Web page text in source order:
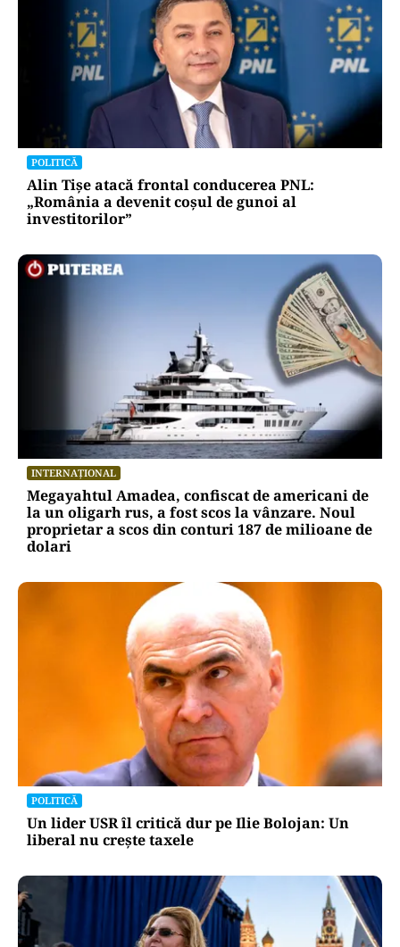
POLITICĂ
Alin Tișe atacă frontal conducerea PNL:
„România a devenit coșul de gunoi al
investitorilor”
INTERNAȚIONAL
Megayahtul Amadea, confiscat de americani de
la un oligarh rus, a fost scos la vânzare. Noul
proprietar a scos din conturi 187 de milioane de
dolari
POLITICĂ
Un lider USR îl critică dur pe Ilie Bolojan: Un
liberal nu crește taxele